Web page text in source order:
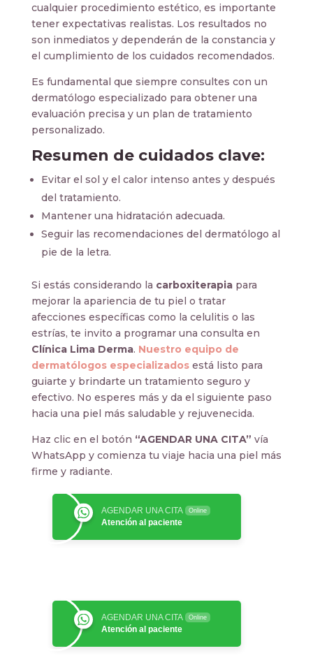
cualquier procedimiento estético, es importante
tener expectativas realistas. Los resultados no
son inmediatos y dependerán de la constancia y
el cumplimiento de los cuidados recomendados.
Es fundamental que siempre consultes con un
dermatólogo especializado para obtener una
evaluación precisa y un plan de tratamiento
personalizado.
Resumen de cuidados clave:
Evitar el sol y el calor intenso antes y después
del tratamiento.
Mantener una hidratación adecuada.
Seguir las recomendaciones del dermatólogo al
pie de la letra.
Si estás considerando la carboxiterapiapara
mejorar la apariencia de tu piel o tratar
afecciones específicas como la celulitis o las
estrías, te invito a programar una consulta en
Clínica Lima Derma. Nuestro equipo de
dermatólogos especializados está listo para
guiarte y brindarte un tratamiento seguro y
efectivo. No esperes más y da el siguiente paso
hacia una piel más saludable y rejuvenecida.
Haz clic en el botón “AGENDAR UNA CITA” vía
WhatsApp y comienza tu viaje hacia una piel más
firme y radiante.
AGENDAR UNA CITA Online
Atención al paciente
AGENDAR UNA CITA Online
Atención al paciente